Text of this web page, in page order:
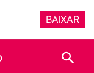
BAIXAR